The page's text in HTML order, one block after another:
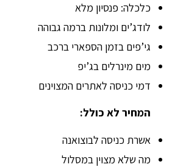
כלכלה: פנסיון מלא
לודג’ים ומלונות ברמה גבוהה
גי’פים בזמן הספארי ברכב
מים מינרלים בג’יפ
דמי כניסה לאתרים המצוינים
המחיר לא כולל:
אשרת כניסה לבוצואנה
מה שלא מצוין במסלול